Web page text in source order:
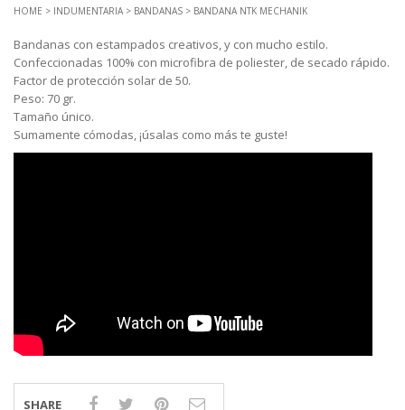
HOME > INDUMENTARIA > BANDANAS > BANDANA NTK MECHANIK
Bandanas con estampados creativos, y con mucho estilo.
Confeccionadas 100% con microfibra de poliester, de secado rápido.
Factor de protección solar de 50.
Peso: 70 gr.
Tamaño único.
Sumamente cómodas, ¡úsalas como más te guste!
SHARE